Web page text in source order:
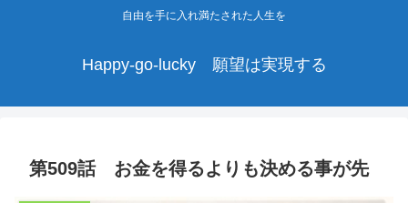
自由を手に入れ満たされた人生を
Happy-go-lucky 願望は実現する
第509話 お金を得るよりも決める事が先